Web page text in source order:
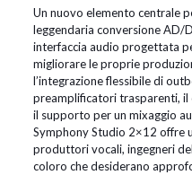
Un nuovo elemento centrale
leggendaria conversione AD/
interfaccia audio progettata
migliorare le proprie
l’integrazione flessibile di
preamplificatori trasparenti,
il supporto per un mixaggio
Symphony Studio 2×12 offre
produttori vocali, ingegneri
coloro che desiderano